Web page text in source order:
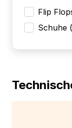
Flip
Schuhe